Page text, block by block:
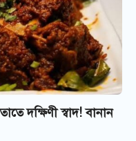
দক্ষিণী স্বাদ! বানান